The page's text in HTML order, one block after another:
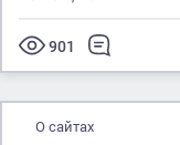
901
О сайтах